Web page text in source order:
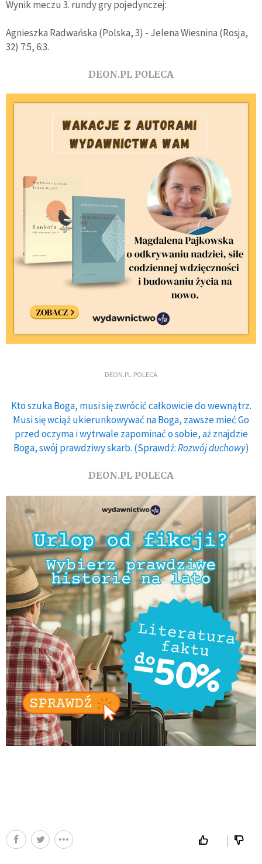
Wynik meczu 3. rundy gry pojedynczej:
Agnieszka Radwańska (Polska, 3) - Jelena Wiesnina (Rosja,
32) 7:5, 6:3.
DEON.PL POLECA
DEON.PL POLECA
Kto szuka Boga, musi się zwrócić całkowicie do wewnątrz.
Musi się wciąż ukierunkowywać na Boga, zawsze mieć Go
przed oczyma i wytrwale zapominać o sobie, aż znajdzie
Boga, swój prawdziwy skarb. (Sprawdź:Rozwój duchowy)
DEON.PL POLECA